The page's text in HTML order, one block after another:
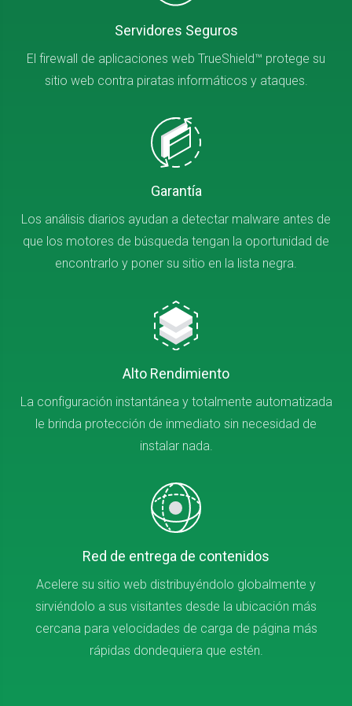
Servidores Seguros
El firewall de aplicaciones web TrueShield™ protege su
sitio web contra piratas informáticos y ataques.
Garantía
Los análisis diarios ayudan a detectar malware antes de
que los motores de búsqueda tengan la oportunidad de
encontrarlo y poner su sitio en la lista negra.
Alto Rendimiento
La configuración instantánea y totalmente automatizada
le brinda protección de inmediato sin necesidad de
instalar nada.
Red de entrega de contenidos
Acelere su sitio web distribuyéndolo globalmente y
sirviéndolo a sus visitantes desde la ubicación más
cercana para velocidades de carga de página más
rápidas dondequiera que estén.